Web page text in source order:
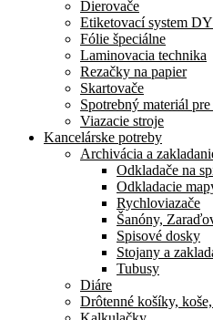
Dierovače
Etiketovací system
Fólie špeciálne
Laminovacia technika
Rezačky na papier
Skartovače
Spotrebný materiál
Viazacie stroje
Kancelárske potreby
Archivácia a
Odkladače na
Odkladacie
Rychloviazače
Šanóny,
Spisové dosky
Stojany a
Tubusy
Diáre
Drôtenné košíky,